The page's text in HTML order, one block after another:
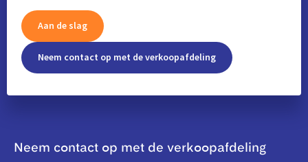
Aan de slag
Neem contact op met de verkoopafdeling
Neem contact op met de verkoopafdeling